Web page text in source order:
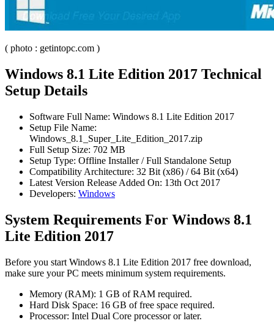
( photo : getintopc.com )
Windows 8.1 Lite Edition 2017 Technical
Setup Details
Software Full Name: Windows 8.1 Lite Edition 2017
Setup File Name:
Windows_8.1_Super_Lite_Edition_2017.zip
Full Setup Size: 702 MB
Setup Type: Offline Installer / Full Standalone Setup
Compatibility Architecture: 32 Bit (x86) / 64 Bit (x64)
Latest Version Release Added On: 13th Oct 2017
Developers: Windows
System Requirements For Windows 8.1
Lite Edition 2017
Before you start Windows 8.1 Lite Edition 2017 free download,
make sure your PC meets minimum system requirements.
Memory (RAM): 1 GB of RAM required.
Hard Disk Space: 16 GB of free space required.
Processor: Intel Dual Core processor or later.